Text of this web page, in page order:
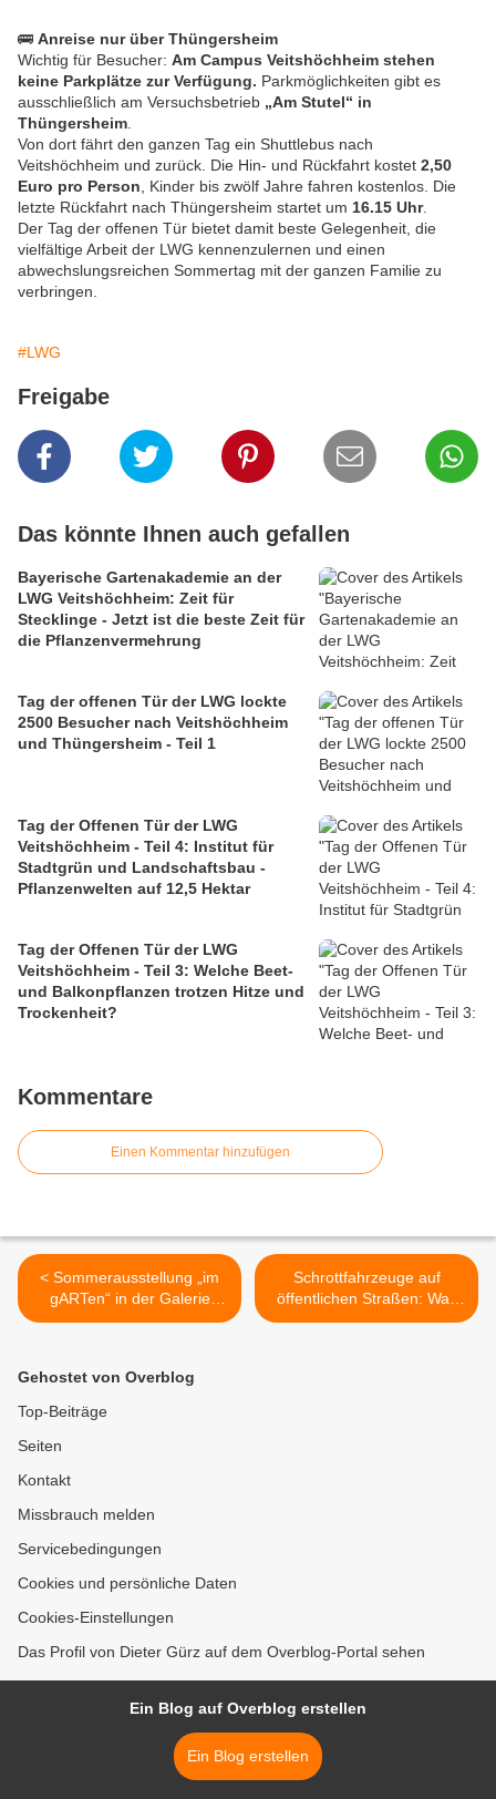
🚌 Anreise nur über Thüngersheim
Wichtig für Besucher: Am Campus Veitshöchheim stehen
keine Parkplätze zur Verfügung. Parkmöglichkeiten gibt es
ausschließlich am Versuchsbetrieb „Am Stutel“ in
Thüngersheim
Von dort fährt den ganzen Tag ein Shuttlebus nach
Veitshöchheim und zurück. Die Hin- und Rückfahrt kostet 2,50
Euro pro Person , Kinder bis zwölf Jahre fahren kostenlos. Die
letzte Rückfahrt nach Thüngersheim startet um 16.15 Uhr.
Der Tag der offenen Tür bietet damit beste Gelegenheit, die
vielfältige Arbeit der LWG kennenzulernen und einen
abwechslungsreichen Sommertag mit der ganzen Familie zu
verbringen.
#LWG
Freigabe
Das könnte Ihnen auch gefallen
Bayerische Gartenakademie an der
LWG Veitshöchheim: Zeit für
Stecklinge - Jetzt ist die beste Zeit für
die Pflanzenvermehrung
Tag der offenen Tür der LWG lockte
2500 Besucher nach Veitshöchheim
und Thüngersheim - Teil 1
Tag der Offenen Tür der LWG
Veitshöchheim - Teil 4: Institut für
Stadtgrün und Landschaftsbau -
Pflanzenwelten auf 12,5 Hektar
Tag der Offenen Tür der LWG
Veitshöchheim - Teil 3: Welche Beet-
und Balkonpflanzen trotzen Hitze und
Trockenheit?
Kommentare
Einen Kommentar hinzufügen
< Sommerausstellung „im
gARTen“ in der Galerie
Katharina Schwerd an zwei
Schrottfahrzeuge auf
öffentlichen Straßen: Was
ist erlaubt – und wann
Gehostet von Overblog
Top-Beiträge
Seiten
Kontakt
Missbrauch melden
Servicebedingungen
Cookies und persönliche Daten
Cookies-Einstellungen
Das Profil von Dieter Gürz auf dem Overblog-Portal sehen
Ein Blog auf Overblog erstellen
Ein Blog erstellen